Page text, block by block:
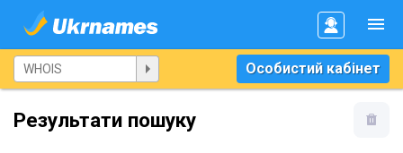
Особистий кабінет
Результати пошуку